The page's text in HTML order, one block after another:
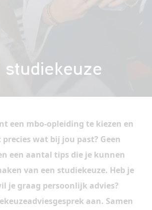
studiekeuze
een mbo-opleiding te kiezen en
wat bij jou past? Geen
een aantal tips die je kunnen
van een studiekeuze. Heb je
je graag persoonlijk advies?
aan. Samen